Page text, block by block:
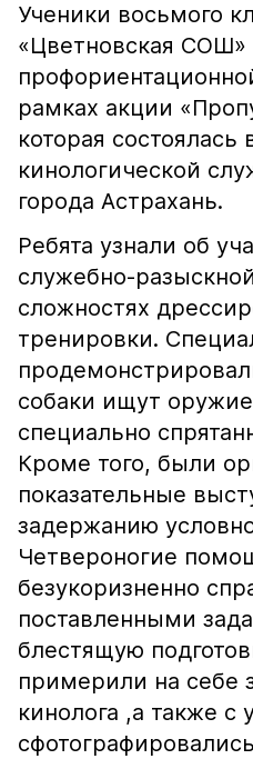
Ученики восьмого
«Цветновская СОШ»
рамках акции
которая состоялась
кинологической
города Астрахань.
Ребята узнали об
служебно-
сложностях
тренировки.
собаки ищут
специально
Кроме того, были
показательные
задержанию
Четвероногие
безукоризненно
поставленными
блестящую
примерили на себе
кинолога ,а также с